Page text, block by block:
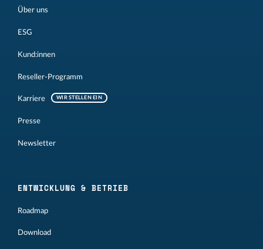
Über uns
ESG
Kund:innen
Reseller-Programm
Karriere WIR STELLEN EIN
Presse
Newsletter
ENTWICKLUNG & BETRIEB
Roadmap
Download